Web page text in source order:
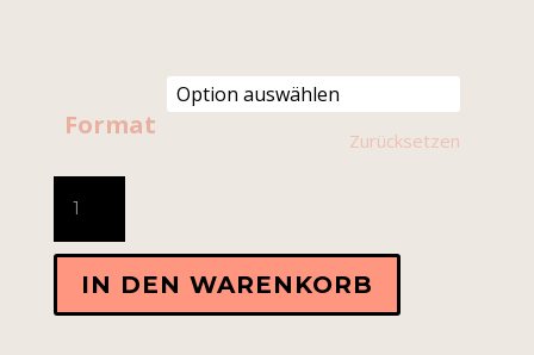
Format Zurücksetzen
Kompromisse
–
von
Nicole
IN DEN WARENKORB